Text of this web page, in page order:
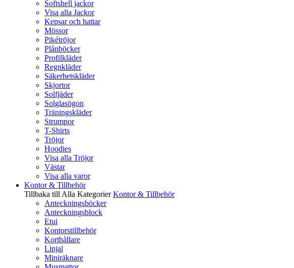
Softshell jackor
Visa alla Jackor
Kepsar och hattar
Mössor
Pikétröjor
Plånböcker
Profilkläder
Regnkläder
Säkerhetskläder
Skjortor
Solfjäder
Solglasögon
Träningskläder
Strumpor
T-Shirts
Tröjor
Hoodies
Visa alla Tröjor
Västar
Visa alla varor
Kontor & Tillbehör
Tillbaka till Alla Kategorier Kontor & Tillbehör
Anteckningsböcker
Anteckningsblock
Etui
Kontorstillbehör
Korthållare
Linjal
Miniräknare